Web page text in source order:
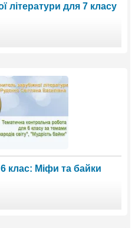
літератури для 7 класу
клас: Міфи та байки